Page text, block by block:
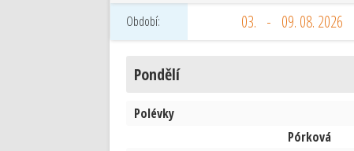
Období: 03. - 09. 08. 2026
Pondělí
Polévky
Pórková